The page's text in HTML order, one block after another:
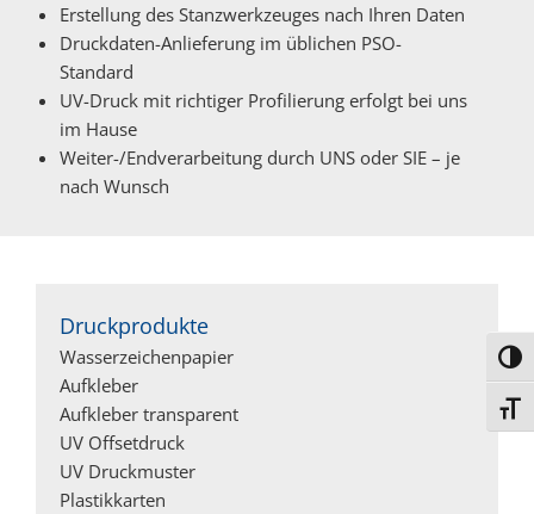
Erstellung des Stanzwerkzeuges nach Ihren Daten
Druckdaten-Anlieferung im üblichen PSO-
Standard
UV-Druck mit richtiger Profilierung erfolgt bei uns
im Hause
Weiter-/Endverarbeitung durch UNS oder SIE – je
nach Wunsch
Druckprodukte
Wasserzeichenpapier
Aufkleber
Aufkleber transparent
UV Offsetdruck
UV Druckmuster
Plastikkarten